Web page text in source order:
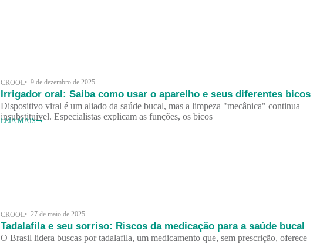
CROOL• 9 de dezembro de 2025
Irrigador oral: Saiba como usar o aparelho e seus diferentes bicos
Dispositivo viral é um aliado da saúde bucal, mas a limpeza "mecânica" continua
insubstituível. Especialistas explicam as funções, os bicos
LEIA MAIS
CROOL• 27 de maio de 2025
Tadalafila e seu sorriso: Riscos da medicação para a saúde bucal
O Brasil lidera buscas por tadalafila, um medicamento que, sem prescrição, oferece